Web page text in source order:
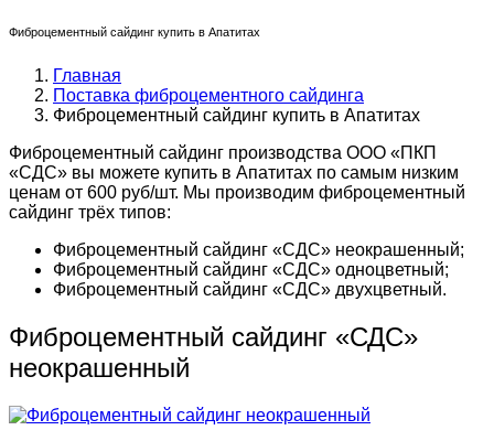
Фиброцементный сайдинг купить в Апатитах
Главная
Поставка фиброцементного сайдинга
Фиброцементный сайдинг купить в Апатитах
Фиброцементный сайдинг производства ООО «ПКП
«СДС» вы можете купить в Апатитах по самым низким
ценам от 600 руб/шт. Мы производим фиброцементный
сайдинг трёх типов:
Фиброцементный сайдинг «СДС» неокрашенный;
Фиброцементный сайдинг «СДС» одноцветный;
Фиброцементный сайдинг «СДС» двухцветный.
Фиброцементный сайдинг «СДС»
неокрашенный